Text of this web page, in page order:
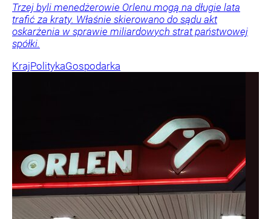
Trzej byli menedżerowie Orlenu mogą na długie lata
trafić za kraty. Właśnie skierowano do sądu akt
oskarżenia w sprawie miliardowych strat państwowej
spółki.
KrajPolitykaGospodarka